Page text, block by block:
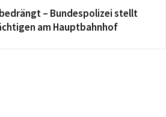
– Bundespolizei stellt
am Hauptbahnhof